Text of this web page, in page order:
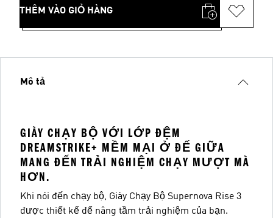
THÊM VÀO GIỎ HÀNG
Mô tả
GIÀY CHẠY BỘ VỚI LỚP ĐỆM
DREAMSTRIKE+ MỀM MẠI Ở ĐẾ GIỮA
MANG ĐẾN TRẢI NGHIỆM CHẠY MƯỢT MÀ
HƠN.
Khi nói đến chạy bộ, Giày Chạy Bộ Supernova Rise 3
được thiết kế để nâng tầm trải nghiệm của bạn.